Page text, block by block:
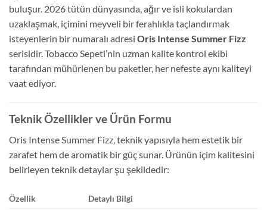
buluşur. 2026 tütün dünyasında, ağır ve isli kokulardan
uzaklaşmak, içimini meyveli bir ferahlıkla taçlandırmak
isteyenlerin bir numaralı adresi Oris Intense Summer Fizz
serisidir. Tobacco Sepeti’nin uzman kalite kontrol ekibi
tarafından mühürlenen bu paketler, her nefeste aynı kaliteyi
vaat ediyor.
Teknik Özellikler ve Ürün Formu
Oris Intense Summer Fizz, teknik yapısıyla hem estetik bir
zarafet hem de aromatik bir güç sunar. Ürünün içim kalitesini
belirleyen teknik detaylar şu şekildedir:
Özellik
Detaylı Bilgi